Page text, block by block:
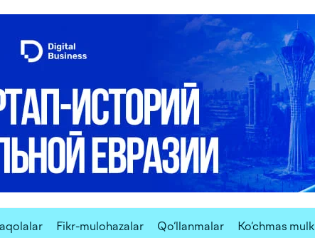
Fikr-mulohazalar Qo‘llanmalar Ko‘chmas mulk